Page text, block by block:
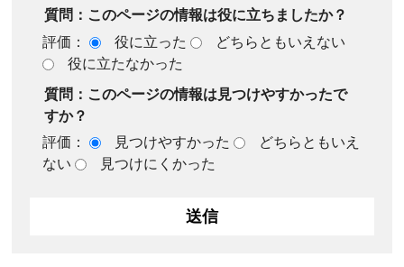
質問：このページの情報は役に立ちましたか？
評価：
役に立った
どちらともいえない
役に立たなかった
質問：このページの情報は見つけやすかったで
すか？
評価：
見つけやすかった
どちらともいえ
ない
見つけにくかった